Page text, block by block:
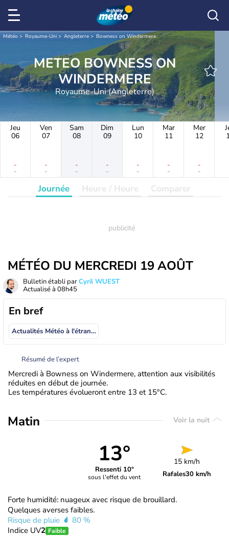
Météo Royaume-Uni Angleterre Bowness on Windermere
METEO BOWNESS ON
WINDERMERE
Royaume-Uni (Angleterre)
Jeu
06
-
-
Ven
07
-
-
Sam
08
-
-
Dim
09
-
-
Lun
10
-
-
Mar
11
-
-
Mer
12
-
-
Journée Heure / Heure Comparer
MÉTÉO DU MERCREDI 19 AOÛT
Bulletin établi parCyril WUEST
Actualisé à 08h45
En bref
Actualités Météo à l'étranger
Résumé de l’expert
Mercredi à Bowness on Windermere, attention aux visibilités
réduites en début de journée.
Les températures évolueront entre 13 et 15°C.
Matin Voir la nuit
13°
Ressenti 10°
sous l'effet du vent
15 km/h
Rafales30 km/h
Forte humidité: nuageux avec risque de brouillard.
Quelques averses faibles.
Risque de pluie
80 %
Indice UV2 Faible